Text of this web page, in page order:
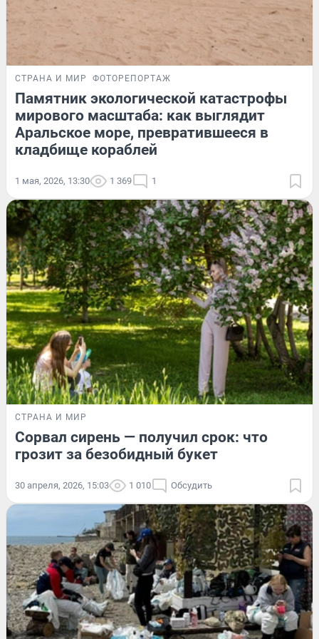
СТРАНА И МИР ФОТОРЕПОРТАЖ
Памятник экологической катастрофы
мирового масштаба: как выглядит
Аральское море, превратившееся в
кладбище кораблей
1 мая, 2026, 13:30 1 369 1
СТРАНА И МИР
Сорвал сирень — получил срок: что
грозит за безобидный букет
30 апреля, 2026, 15:03 1 010 Обсудить